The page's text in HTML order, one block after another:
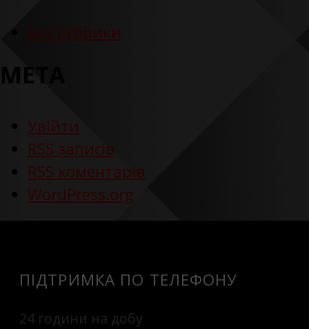
Без рубрики
МЕТА
Увійти
RSS записів
RSS коментарів
WordPress.org
ПІДТРИМКА ПО ТЕЛЕФОНУ
24 години на добу